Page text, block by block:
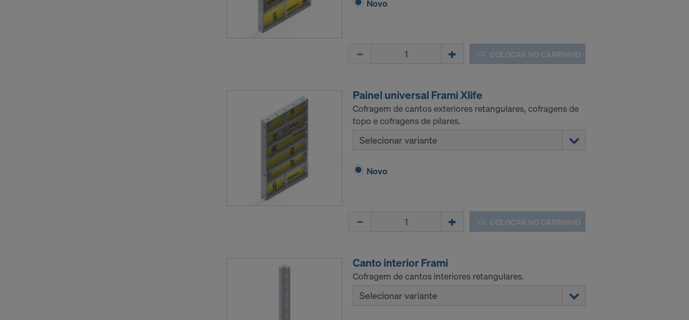
Novo
COLOCAR NO CARRINHO
Painel universal Frami Xlife
Cofragem de cantos exteriores retangulares, cofragens de
topo e cofragens de pilares.
Selecionar variante
Novo
COLOCAR NO CARRINHO
Canto interior Frami
Cofragem de cantos interiores retangulares.
Selecionar variante